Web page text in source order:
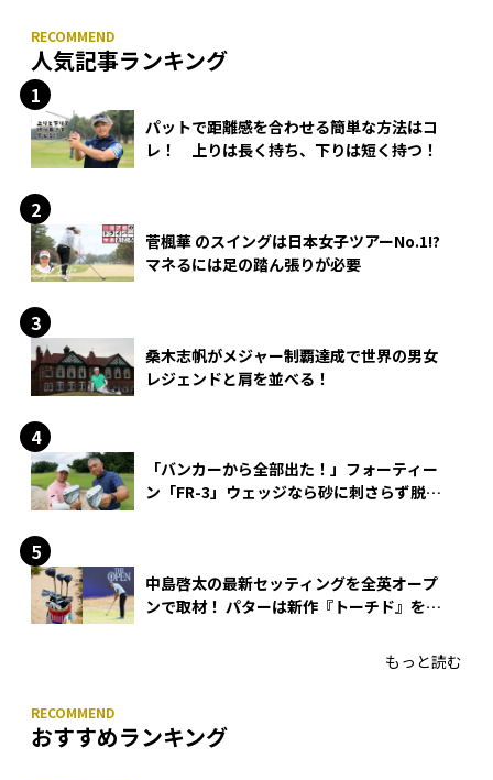
人気記事ランキング
パットで距離感を合わせる簡単な方法はコ
レ！ 上りは長く持ち、下りは短く持つ！
菅楓華 のスイングは日本女子ツアーNo.1!?
マネるには足の踏ん張りが必要
桑木志帆がメジャー制覇達成で世界の男女
レジェンドと肩を並べる！
「バンカーから全部出た！」フォーティー
ン「FR-3」ウェッジなら砂に刺さらず脱出
中島啓太の最新セッティングを全英オープ
ンで取材！ パターは新作『トーチド』を投
もっと読む
おすすめランキング